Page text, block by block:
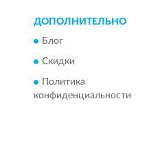
ДОПОЛНИТЕЛЬНО
Блог
Скидки
Политика
конфиденциальности